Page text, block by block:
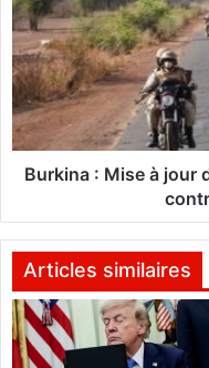
r
u
m
a
h
d
e
g
o
u
g
r
k
i
n
a
:
M
e
à
o
u
r
d
Burkina : Mise à jour
Articles similaires